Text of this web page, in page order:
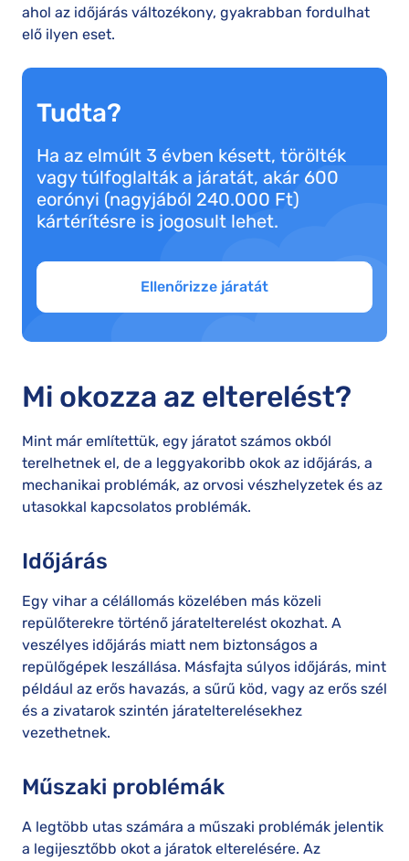
ahol az időjárás változékony, gyakrabban fordulhat
elő ilyen eset.
Tudta?
Ha az elmúlt 3 évben késett, törölték
vagy túlfoglalták a járatát, akár 600
eorónyi (nagyjából 240.000 Ft)
kártérítésre is jogosult lehet.
Ellenőrizze járatát
Mi okozza az elterelést?
Mint már említettük, egy járatot számos okból
terelhetnek el, de a leggyakoribb okok az időjárás, a
mechanikai problémák, az orvosi vészhelyzetek és az
utasokkal kapcsolatos problémák.
Időjárás
Egy vihar a célállomás közelében más közeli
repülőterekre történő járatelterelést okozhat. A
veszélyes időjárás miatt nem biztonságos a
repülőgépek leszállása. Másfajta súlyos időjárás, mint
például az erős havazás, a sűrű köd, vagy az erős szél
és a zivatarok szintén járatelterelésekhez
vezethetnek.
Műszaki problémák
A legtöbb utas számára a műszaki problémák jelentik
a legijesztőbb okot a járatok elterelésére. Az